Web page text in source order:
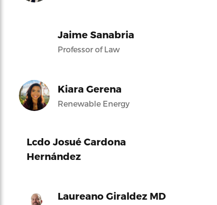
Jaime Sanabria
Professor of Law
Kiara Gerena
Renewable Energy
Lcdo Josué Cardona
Hernández
Laureano Giraldez MD